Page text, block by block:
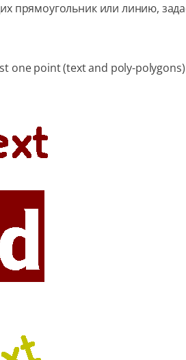
прямоугольник или линию,
one point (text and poly-